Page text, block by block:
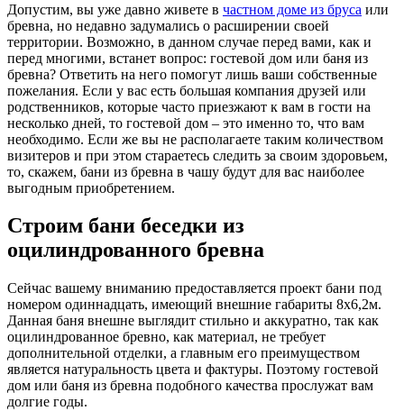
Допустим, вы уже давно живете в частном доме из бруса или
бревна, но недавно задумались о расширении своей
территории. Возможно, в данном случае перед вами, как и
перед многими, встанет вопрос: гостевой дом или баня из
бревна? Ответить на него помогут лишь ваши собственные
пожелания. Если у вас есть большая компания друзей или
родственников, которые часто приезжают к вам в гости на
несколько дней, то гостевой дом – это именно то, что вам
необходимо. Если же вы не располагаете таким количеством
визитеров и при этом стараетесь следить за своим здоровьем,
то, скажем, бани из бревна в чашу будут для вас наиболее
выгодным приобретением.
Строим бани беседки из
оцилиндрованного бревна
Сейчас вашему вниманию предоставляется проект бани под
номером одиннадцать, имеющий внешние габариты 8х6,2м.
Данная баня внешне выглядит стильно и аккуратно, так как
оцилиндрованное бревно, как материал, не требует
дополнительной отделки, а главным его преимуществом
является натуральность цвета и фактуры. Поэтому гостевой
дом или баня из бревна подобного качества прослужат вам
долгие годы.